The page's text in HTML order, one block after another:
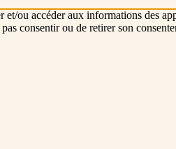
ou accéder aux informations des
consentir ou de retirer son